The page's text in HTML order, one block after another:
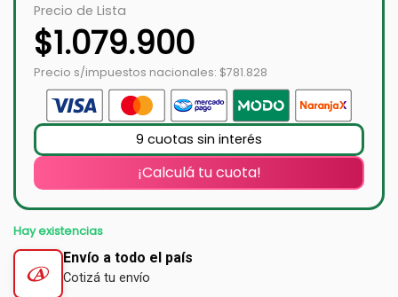
Precio de Lista
$1.079.900
Precio s/impuestos nacionales: $781.828
9 cuotas sin interés
¡Calculá tu cuota!
Hay existencias
Envío a todo el país
Cotizá tu envío